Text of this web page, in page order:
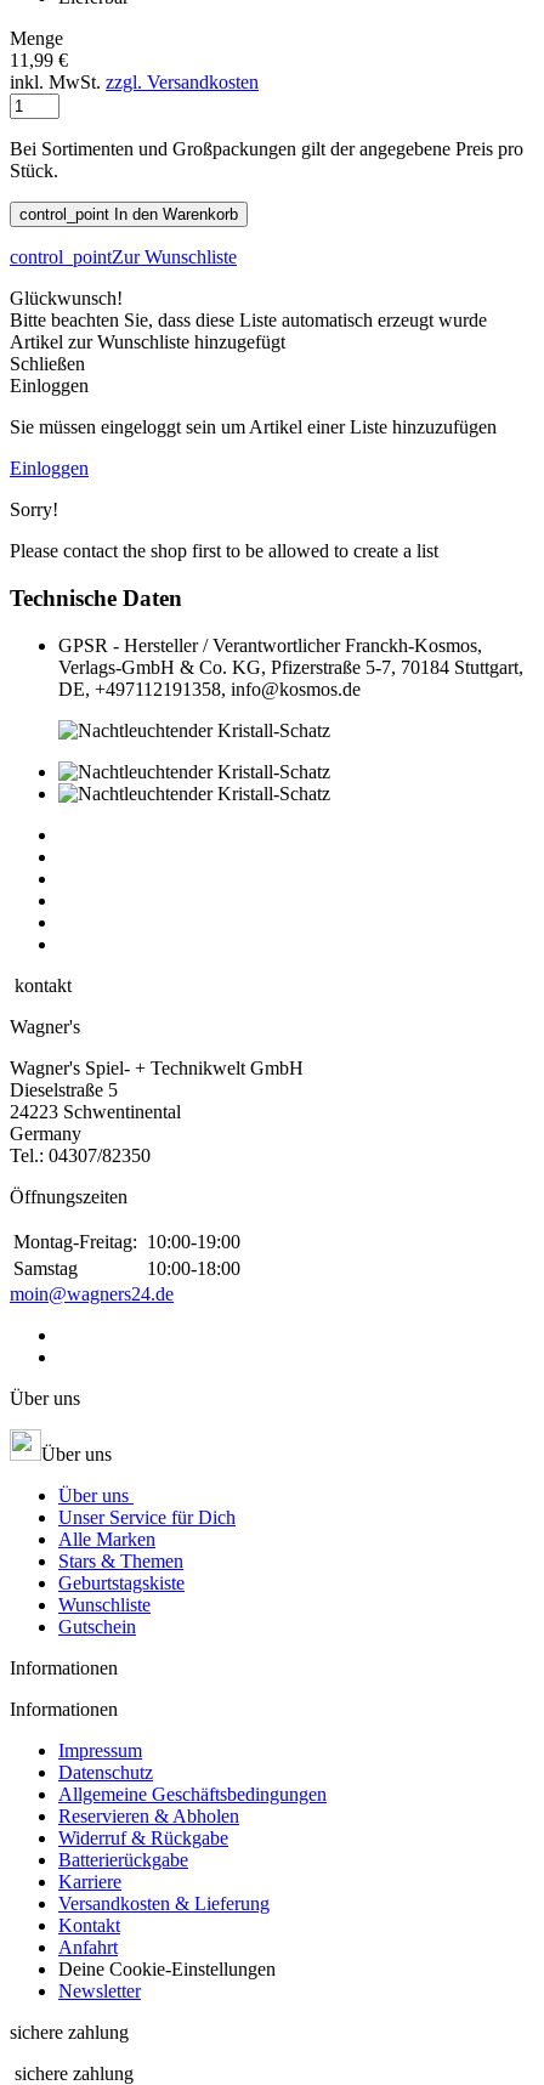
Menge
11,99 €
inkl. MwSt. zzgl. Versandkosten
Bei Sortimenten und Großpackungen gilt der angegebene Preis pro
Stück.
control_point In den Warenkorb
control_pointZur Wunschliste
Glückwunsch!
Bitte beachten Sie, dass diese Liste automatisch erzeugt wurde
Artikel zur Wunschliste hinzugefügt
Schließen
Einloggen
Sie müssen eingeloggt sein um Artikel einer Liste hinzuzufügen
Einloggen
Sorry!
Please contact the shop first to be allowed to create a list
Technische Daten
GPSR - Hersteller / Verantwortlicher Franckh-Kosmos,
Verlags-GmbH & Co. KG, Pfizerstraße 5-7, 70184 Stuttgart,
DE, +497112191358, info@kosmos.de
kontakt
Wagner's
Wagner's Spiel- + Technikwelt GmbH
Dieselstraße 5
24223 Schwentinental
Germany
Tel.: 04307/82350
Öffnungszeiten
Montag-Freitag: 10:00-19:00
Samstag
10:00-18:00
moin@wagners24.de
Über uns
Über uns
Über uns
Unser Service für Dich
Alle Marken
Stars & Themen
Geburtstagskiste
Wunschliste
Gutschein
Informationen
Informationen
Impressum
Datenschutz
Allgemeine Geschäftsbedingungen
Reservieren & Abholen
Widerruf & Rückgabe
Batterierückgabe
Karriere
Versandkosten & Lieferung
Kontakt
Anfahrt
Deine Cookie-Einstellungen
Newsletter
sichere zahlung
sichere zahlung